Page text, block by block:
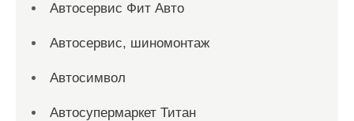
Автосервис Фит Авто
Автосервис, шиномонтаж
Автосимвол
Автосупермаркет Титан